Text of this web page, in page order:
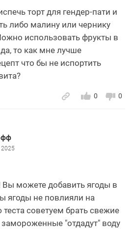
торт для гендер-пати и
либо малину или чернику
использовать фрукты в
то как мне лучше
что бы не испортить
0
0
Вы можете добавить ягоды в
ягоды не повлияли на
советуем брать свежие
замороженные "отдадут" воду